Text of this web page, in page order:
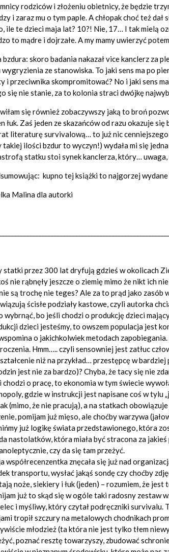
rodziców i złożeniu obietnicy, że będzie
i zaraz mu o tym paple. A chłopak choć też
ile te dzieci maja lat? 10?! Nie, 17… I tak mielą
to mądre i dojrzałe. A my mamy uwierzyć
bzdura: skoro badania nakazał vice kanclerz za
wygryzienia ze stanowiska. To jaki sens ma po
i przeciwnika skompromitować? No i jaki sens
się nie stanie, za to kolonia straci dwójkę
się również zobaczywszy jaką to broń
łuk. Zaś jeden ze skazańców od razu okazuje
literaturę survivalową… to już nic cenniejszego
takiej ilości bzdur to wyczyn!) wydała mi się
statku stoi synek kanclerza, który… uwaga,
kupno tej książki to najgorzej
Malina dla autorki
statki przez 300 lat dryfują gdzieś w okolicach
nie rąbnęły jeszcze o ziemię mimo że nikt ich
są trochę nie teges? Ale za to prąd jako zasób
ścisłe podziały kastowe, czyli autorka
wybrnąć, bo jeśli chodzi o produkcję dzieci
dzieci jesteśmy, to owszem populacja jest
o jakichkolwiek metodach
Hmm….. czyli sensowniej jest zatłuc
niż na przykład… przestępcę w
jest nie za bardzo)? Chyba, że tacy się nie
chodzi o pracę, to ekonomia w tym świecie
gdzie w instrukcji jest napisane coś w tylu
(mimo, że nie pracują), a na statkach
pomijam już mięso, ale choćby warzywa
już logikę świata przedstawionego, która
nastolatków, która miała być stracona za
czy da się tam przeżyć.
współrecenzentka znęcała się już nad
transportu, wysłać jakąś sondę czy choćby
noże, siekiery i łuk (jeden) – rozumiem, że jest
już to skąd się w ogóle taki radosny zestaw
i myśliwy, który czytał podręczniki survivalu.
tropił szczury na metalowych chodnikach
młodzież (ta która nie jest tylko tłem
poznać resztę towarzyszy, zbudować